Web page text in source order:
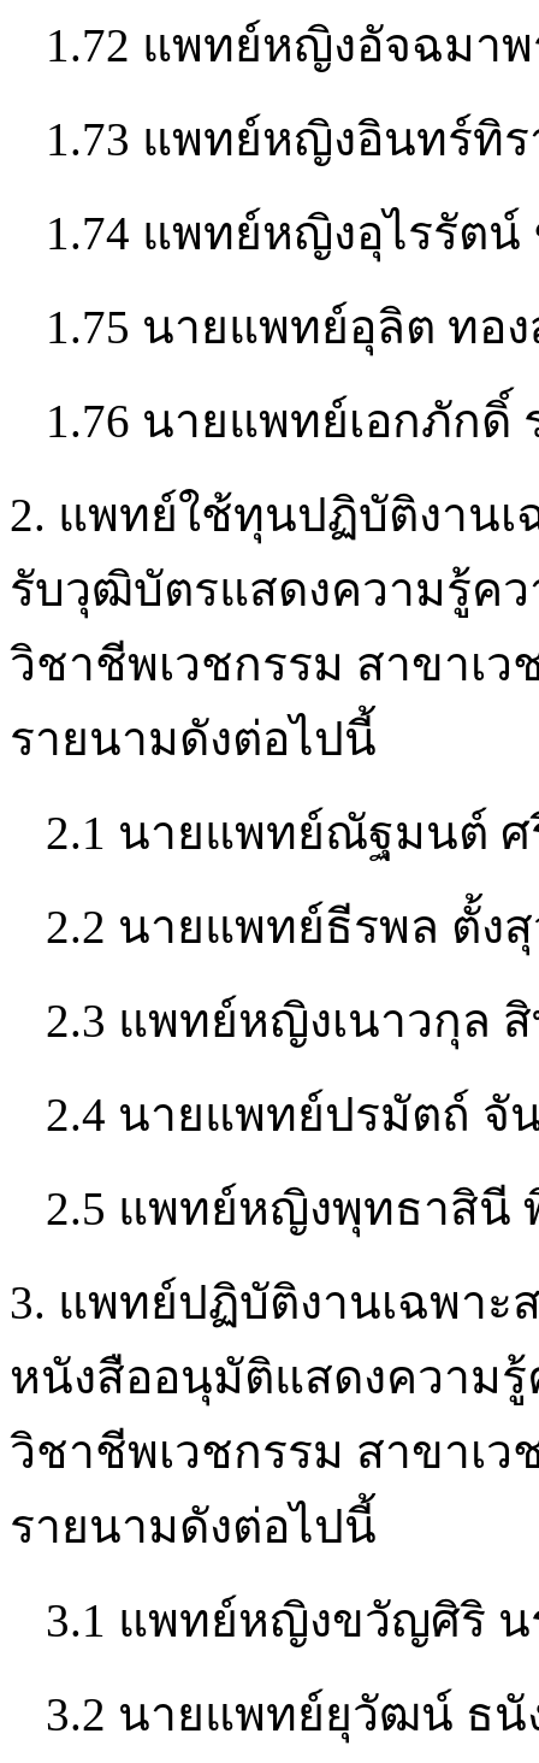
1.72 แพทย์หญิงอัจฉมา
1.73 แพทย์หญิงอินทร์ทิ
1.74 แพทย์หญิงอุไรรัต
1.75 นายแพทย์อุลิต ทอ
1.76 นายแพทย์เอกภักดิ์
2. แพทย์ใช้ทุนปฏิบัติงาน
รับวุฒิบัตรแสดงความรู้ค
วิชาชีพเวชกรรม สาขาเ
รายนามดังต่อไปนี้
2.1 นายแพทย์ณัฐมนต์
2.2 นายแพทย์ธีรพล ตั้ง
2.3 แพทย์หญิงเนาวกุล
2.4 นายแพทย์ปรมัตถ์ จั
2.5 แพทย์หญิงพุทธาสินี
3. แพทย์ปฏิบัติงานเฉพาะ
หนังสืออนุมัติแสดงความ
วิชาชีพเวชกรรม สาขาเ
รายนามดังต่อไปนี้
3.1 แพทย์หญิงขวัญศิริ
3.2 นายแพทย์ยุวัฒน์ ธนั